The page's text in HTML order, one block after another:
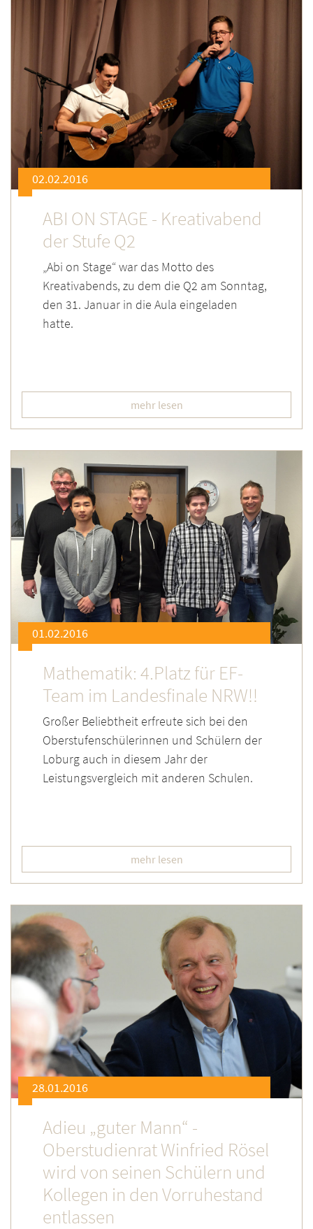
02.02.2016
ABI ON STAGE - Kreativabend
der Stufe Q2
„Abi on Stage“ war das Motto des
Kreativabends, zu dem die Q2 am Sonntag,
den 31. Januar in die Aula eingeladen
hatte.
mehr lesen
01.02.2016
Mathematik: 4.Platz für EF-
Team im Landesfinale NRW!!
Großer Beliebtheit erfreute sich bei den
Oberstufenschülerinnen und Schülern der
Loburg auch in diesem Jahr der
Leistungsvergleich mit anderen Schulen.
mehr lesen
28.01.2016
Adieu „guter Mann“ -
Oberstudienrat Winfried Rösel
wird von seinen Schülern und
Kollegen in den Vorruhestand
entlassen